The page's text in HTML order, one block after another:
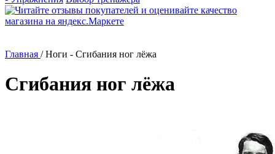
Главная / Ноги - Сгибания ног лёжа
Сгибания ног лёжа